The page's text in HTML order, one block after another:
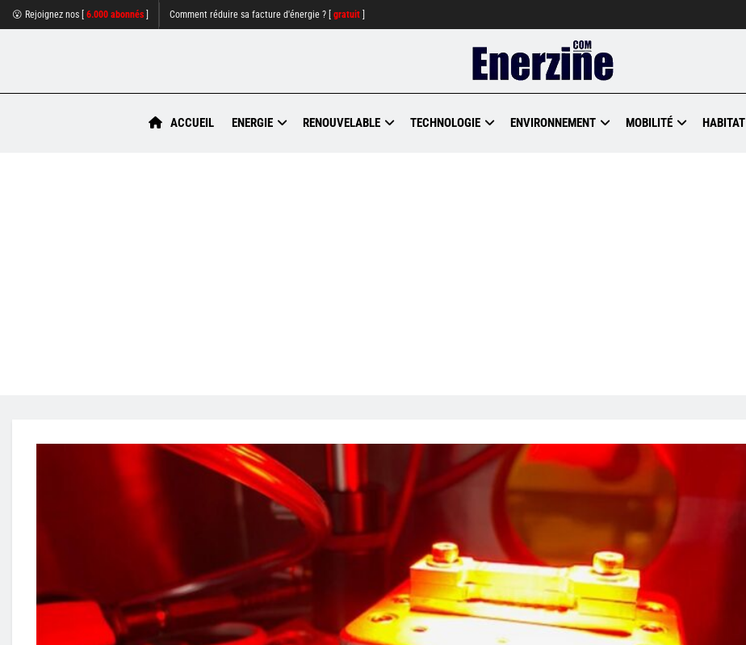
😮 Rejoignez nos [ 6.000 abonnés Comment réduire sa facture d'énergie ? [ gratuit
ACCUEIL ENERGIE RENOUVELABLE TECHNOLOGIE ENVIRONNEMENT MOBILITÉ HABITAT